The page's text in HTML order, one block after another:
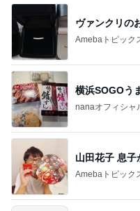
ヴァンクリの
Amebaトピック
横浜SOGOう
nanaオフィシャ
山田花子 息子
Amebaトピック